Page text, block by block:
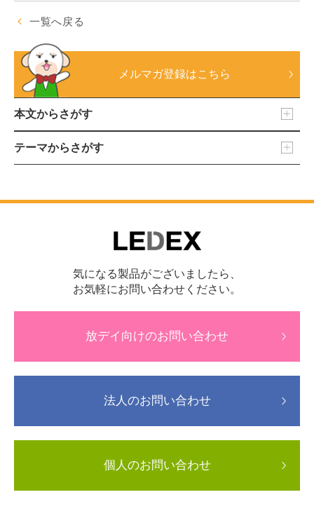
一覧へ戻る
メルマガ登録はこちら
本文からさがす
テーマからさがす
気になる製品がございましたら、
お気軽にお問い合わせください。
放デイ向けのお問い合わせ
法人のお問い合わせ
個人のお問い合わせ